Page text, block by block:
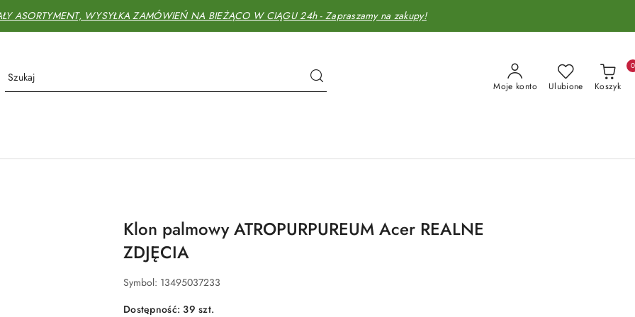
ASORTYMENT, WYSYŁKA ZAMÓWIEŃ NA BIEŻĄCO W CIĄGU 24h - Zapraszamy na zakupy!
Moje konto Ulubione Koszyk
0
Klon palmowy ATROPURPUREUM Acer REALNE
ZDJĘCIA
Symbol: 13495037233
Dostępność:39szt.